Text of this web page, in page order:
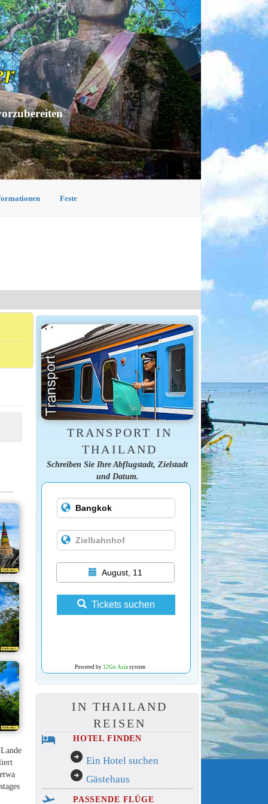
Feste
TRANSPORT IN
THAILAND
Schreiben Sie Ihre Abflugstadt, Zielstadt
und Datum.
August, 11
Tickets suchen
Powered by 12Go Asiasystem
IN THAILAND
REISEN
hotel HOTEL FINDEN
arrow_circle_right Ein Hotel suchen
arrow_circle_right Gästehaus
flight_takeoff
PASSENDE FLÜGE